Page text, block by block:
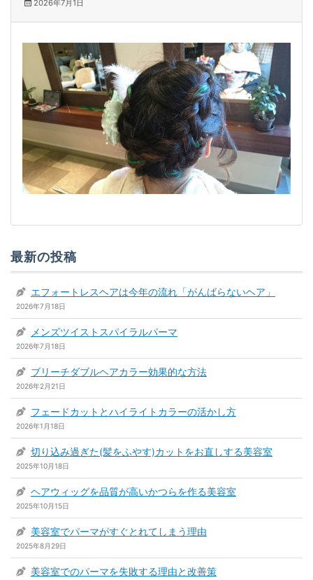
2026年7月1日
最新の投稿
エフォートレスヘアは今年の流れ「がんばらないヘア」
2026年7月18日
メンズツイストスパイラルパーマ
2026年7月18日
ブリーチダブルヘアカラー効果的な方法
2026年2月21日
フェードカットとハイライトカラーの活かし方
2026年1月18日
切り込み過ぎた(髪をふやす)カットをお直しする美容室
2025年10月18日
ヘアウィッグを品質が高いかつらを作る美容室
2025年10月15日
美容室でパーマがすぐとれてしまう理由
2025年8月29日
美容室でのパーマを失敗する理由と改善策